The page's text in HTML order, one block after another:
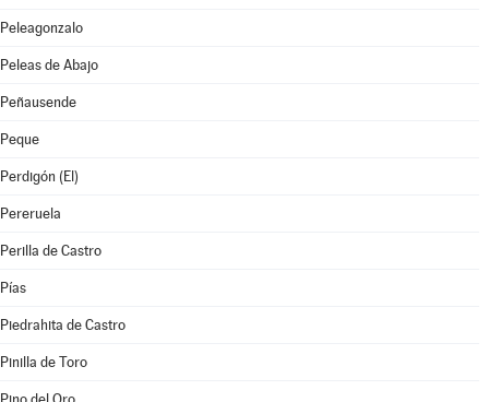
Peleagonzalo
Peleas de Abajo
Peñausende
Peque
Perdigón (El)
Pereruela
Perilla de Castro
Pías
Piedrahita de Castro
Pinilla de Toro